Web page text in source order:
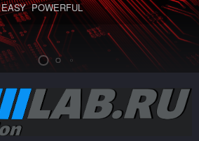
EASY POWERFUL